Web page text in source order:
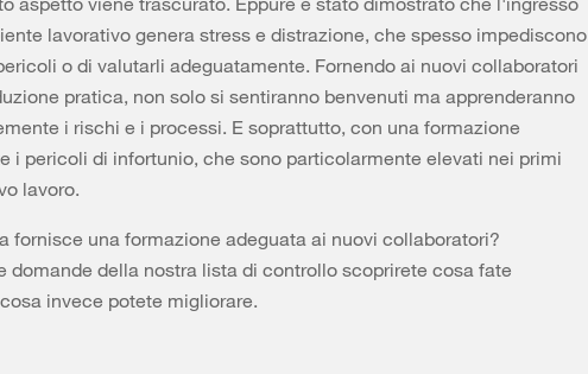
lavorativo genera stress e distrazione, che spesso impediscono
o di valutarli adeguatamente. Fornendo ai nuovi collaboratori
pratica, non solo si sentiranno benvenuti ma apprenderanno
i rischi e i processi. E soprattutto, con una formazione
i pericoli di infortunio, che sono particolarmente elevati nei primi
lavoro.
fornisce una formazione adeguata ai nuovi collaboratori?
domande della nostra lista di controllo scoprirete cosa fate
invece potete migliorare.